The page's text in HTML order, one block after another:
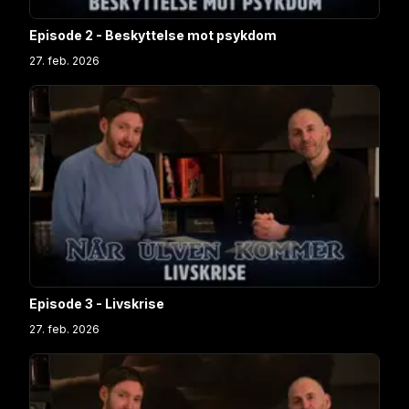
Episode 2 - Beskyttelse mot psykdom
27. feb. 2026
Episode 3 - Livskrise
27. feb. 2026